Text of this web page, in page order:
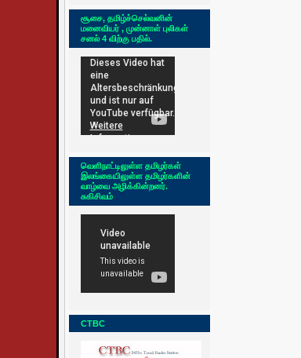
சூசை, தமிழ்ச்செல்வனின்
மனைவியர் , முன்னாள் புலிகள்
சனல் 4 விற்கு பதில்.
வெளிநாட்டிலுள்ள தமிழர்கள்
இலங்கையிலுள்ள தமிழர்களின்
வாழ்வை அழிக்கின்றனர்.
சுகிசிவம்
CTBC